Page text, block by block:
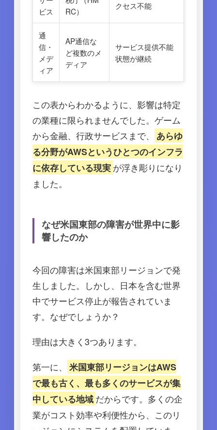
ビス
RC）
クセス不能
通
信・
メデ
ィア
AP通信な
ど複数のメ
ディア
サービス提供不能
状態が継続
この表からわかるように、影響は特定
の業種に限られませんでした。ゲーム
から金融、行政サービスまで、
あらゆ
る分野がAWSというひとつのインフラ
に依存している現実 が浮き彫りになり
ました。
なぜ米国東部の障害が世界中に影
響したのか
今回の障害は米国東部リージョンで発
生しました。しかし、日本を含む世界
中でサービス停止が報告されていま
す。なぜでしょうか？
理由は大きく3つあります。
第一に、
米国東部リージョンはAWS
で最も古く、最も多くのサービスが集
中している地域 だからです。多くの企
業がコスト効率や利便性から、このリ